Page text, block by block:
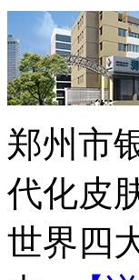
郑州市
代化皮
世界四